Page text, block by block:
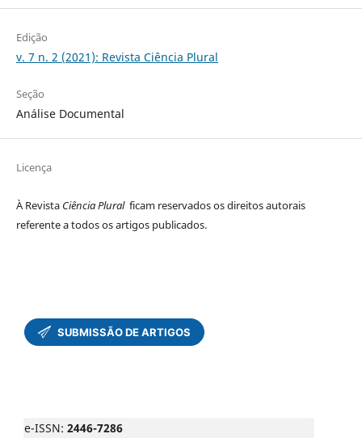
Edição
v. 7 n. 2 (2021): Revista Ciência Plural
Seção
Análise Documental
Licença
À Revista Ciência Plural ficam reservados os direitos autorais
referente a todos os artigos publicados.
e-ISSN: 2446-7286